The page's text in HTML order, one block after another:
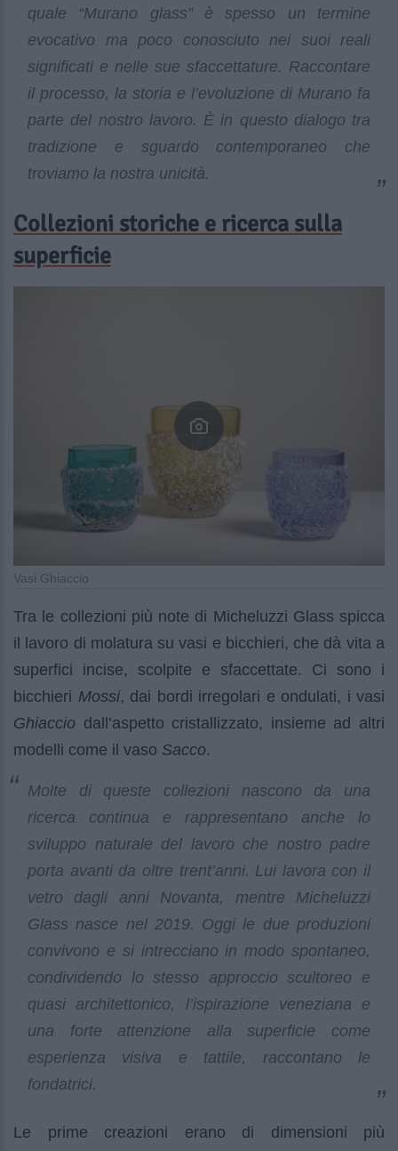
quale “Murano glass” è spesso un termine
evocativo ma poco conosciuto nei suoi reali
significati e nelle sue sfaccettature. Raccontare
il processo, la storia e l’evoluzione di Murano fa
parte del nostro lavoro. È in questo dialogo tra
tradizione e sguardo contemporaneo che
troviamo la nostra unicità.
Collezioni storiche e ricerca sulla
superficie
Vasi Ghiaccio
Tra le collezioni più note di Micheluzzi Glass spicca
il lavoro di molatura su vasi e bicchieri, che dà vita a
superfici incise, scolpite e sfaccettate. Ci sono i
bicchieri Mossi, dai bordi irregolari e ondulati, i vasi
Ghiaccio dall’aspetto cristallizzato, insieme ad altri
modelli come il vaso Sacco.
Molte di queste collezioni nascono da una
ricerca continua e rappresentano anche lo
sviluppo naturale del lavoro che nostro padre
porta avanti da oltre trent’anni. Lui lavora con il
vetro dagli anni Novanta, mentre Micheluzzi
Glass nasce nel 2019. Oggi le due produzioni
convivono e si intrecciano in modo spontaneo,
condividendo lo stesso approccio scultoreo e
quasi architettonico, l’ispirazione veneziana e
una forte attenzione alla superficie come
esperienza visiva e tattile, raccontano le
fondatrici.
Le prime creazioni erano di dimensioni più